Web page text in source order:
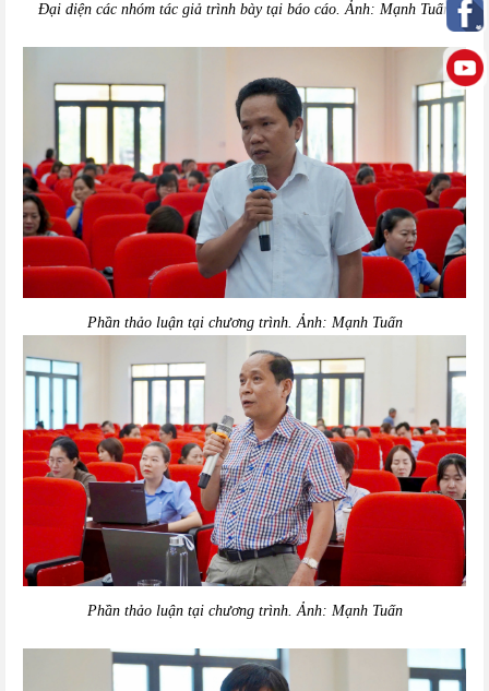
Đại diện các nhóm tác giả trình bày tại báo cáo. Ảnh: Mạnh Tuấn
Phần thảo luận tại chương trình. Ảnh: Mạnh Tuấn
Phần thảo luận tại chương trình. Ảnh: Mạnh Tuấn